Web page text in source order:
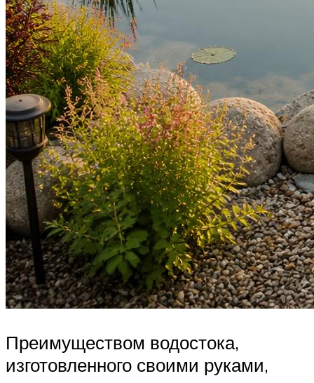
Преимуществом водостока,
изготовленного своими руками,